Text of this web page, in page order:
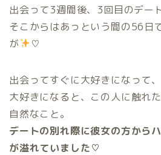
出会って3週間後、3回目のデー
そこからはあっという間の56日
が
♡
出会ってすぐに大好きになって、
大好きになると、この人に触れ
自然なこと。
デートの別れ際に彼女の方から
が溢れていました♡